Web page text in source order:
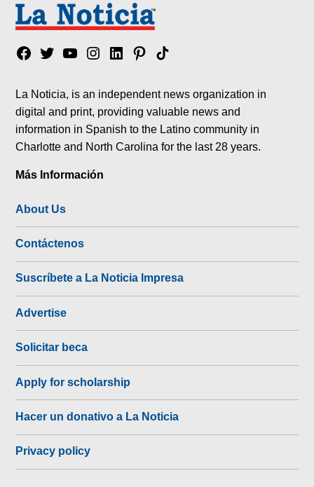
Facebook
TwitterYouTubeInstagram
LinkedinPinterest
Tik
La Noticia, is an independent news organization in
digital and print, providing valuable news and
information in Spanish to the Latino community in
Charlotte and North Carolina for the last 28 years.
Más Información
About Us
Contáctenos
Suscríbete a La Noticia Impresa
Advertise
Solicitar beca
Apply for scholarship
Hacer un donativo a La Noticia
Privacy policy